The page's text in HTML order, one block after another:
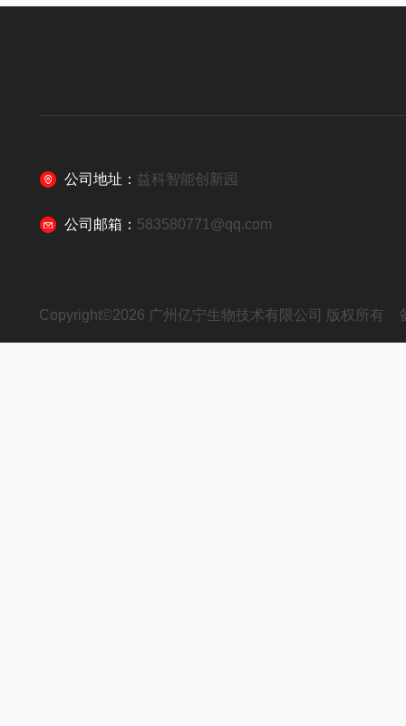
公司地址： 益科智能创新园
公司邮箱： 583580771@qq.com
Copyright©2026 广州亿宁生物技术有限公司 版权所有